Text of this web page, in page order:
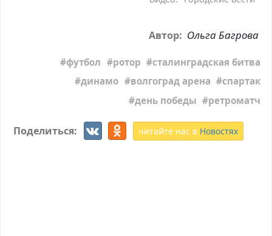
Автор: Ольга Багрова
футбол ротор
сталинградская битва
динамо
волгоград арена
спартак
день победы
ретроматч
Поделиться: читайте нас в Новостях